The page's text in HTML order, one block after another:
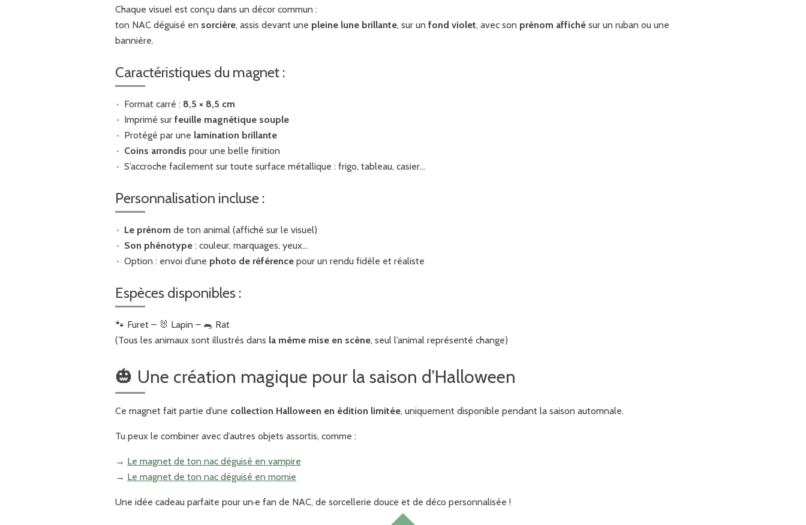
Chaque visuel est conçu dans un décor commun :
ton NAC déguisé en sorcière, assis devant une pleine lune brillante, sur un fond violet, avec son prénom affiché sur un ruban ou une
bannière.
Caractéristiques du magnet :
Format carré : 8,5 × 8,5 cm
Imprimé sur feuille magnétique souple
Protégé par une lamination brillante
Coins arrondis pour une belle finition
S’accroche facilement sur toute surface métallique : frigo, tableau, casier…
Personnalisation incluse :
Le prénom de ton animal (affiché sur le visuel)
Son phénotype: couleur, marquages, yeux…
Option : envoi d’une photo de référencepour un rendu fidèle et réaliste
Espèces disponibles :
🐾 Furet – 🐰 Lapin – 🐀 Rat
(Tous les animaux sont illustrés dans la même mise en scène, seul l’animal représenté change)
🎃 Une création magique pour la saison d’Halloween
Ce magnet fait partie d’une collection Halloween en édition limitée, uniquement disponible pendant la saison automnale.
Tu peux le combiner avec d’autres objets assortis, comme :
→ Le magnet de ton nac déguisé en vampire
→ Le magnet de ton nac déguisé en momie
Une idée cadeau parfaite pour un·e fan de NAC, de sorcellerie douce et de déco personnalisée !